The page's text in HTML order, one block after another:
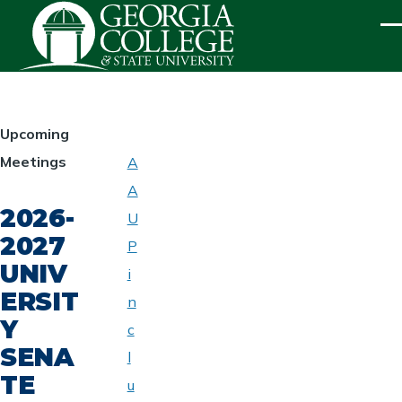
Skip to main content
HOMEPAGE
Upcoming
Meetings
2026-
2027
UNIV
ERSIT
Y
SENA
TE
UNIVERSITY
SENATE
A
A
U
P
i
n
c
l
u